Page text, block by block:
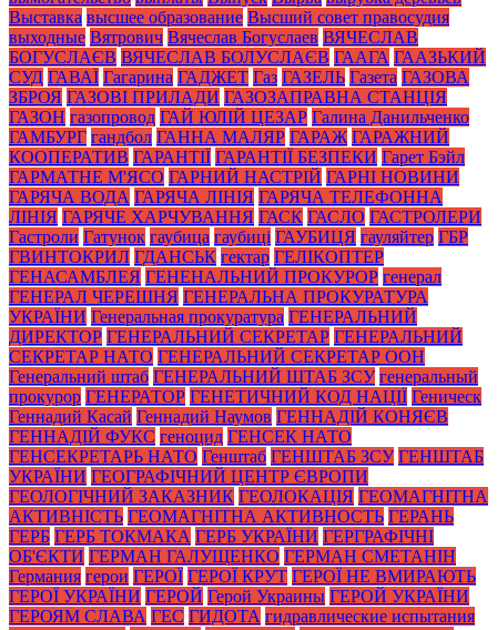
Выставка высшее образование Высший совет правосудия
выходные Вятрович Вячеслав Богуслаев ВЯЧЕСЛАВ
БОГУСЛАЄВ ВЯЧЕСЛАВ БОЛУСЛАЄВ ГААГА ГААЗЬКИЙ
СУД ГАВАЇ Гагарина ГАДЖЕТ Газ ГАЗЕЛЬ Газета ГАЗОВА
ЗБРОЯ ГАЗОВІ ПРИЛАДИ ГАЗОЗАПРАВНА СТАНЦІЯ
ГАЗОН газопровод ГАЙ ЮЛІЙ ЦЕЗАР Галина Данильченко
ГАМБУРГ гандбол ГАННА МАЛЯР ГАРАЖ ГАРАЖНИЙ
КООПЕРАТИВ ГАРАНТІЇ ГАРАНТІЇ БЕЗПЕКИ Гарет Бэйл
ГАРМАТНЕ М'ЯСО ГАРНИЙ НАСТРІЙ ГАРНІ НОВИНИ
ГАРЯЧА ВОДА ГАРЯЧА ЛІНІЯ ГАРЯЧА ТЕЛЕФОННА
ЛІНІЯ ГАРЯЧЕ ХАРЧУВАННЯ ГАСК ГАСЛО ГАСТРОЛЕРИ
Гастроли Гатунок гаубица гаубиці ГАУБИЦЯ гауляйтер ГБР
ГВИНТОКРИЛ ГДАНСЬК гектар ГЕЛІКОПТЕР
ГЕНАСАМБЛЕЯ ГЕНЕНАЛЬНИЙ ПРОКУРОР генерал
ГЕНЕРАЛ ЧЕРЕШНЯ ГЕНЕРАЛЬНА ПРОКУРАТУРА
УКРАЇНИ Генеральная прокуратура ГЕНЕРАЛЬНИЙ
ДИРЕКТОР ГЕНЕРАЛЬНИЙ СЕКРЕТАР ГЕНЕРАЛЬНИЙ
СЕКРЕТАР НАТО ГЕНЕРАЛЬНИЙ СЕКРЕТАР ООН
Генеральний штаб ГЕНЕРАЛЬНИЙ ШТАБ ЗСУ генеральный
прокурор ГЕНЕРАТОР ГЕНЕТИЧНИЙ КОД НАЦІЇ Геническ
Геннадий Касай Геннадий Наумов ГЕННАДІЙ КОНЯЄВ
ГЕННАДІЙ ФУКС геноцид ГЕНСЕК НАТО
ГЕНСЕКРЕТАРЬ НАТО Генштаб ГЕНШТАБ ЗСУ ГЕНШТАБ
УКРАЇНИ ГЕОГРАФІЧНИЙ ЦЕНТР ЄВРОПИ
ГЕОЛОГІЧНИЙ ЗАКАЗНИК ГЕОЛОКАЦІЯ ГЕОМАГНІТНА
АКТИВНІСТЬ ГЕОМАГНІТНА АКТИВНОСТЬ ГЕРАНЬ
ГЕРБ ГЕРБ ТОКМАКА ГЕРБ УКРАЇНИ ГЕРГРАФІЧНІ
ОБ'ЄКТИ ГЕРМАН ГАЛУЩЕНКО ГЕРМАН СМЕТАНІН
Германия герои ГЕРОЇ ГЕРОЇ КРУТ ГЕРОЇ НЕ ВМИРАЮТЬ
ГЕРОЇ УКРАЇНИ ГЕРОЙ Герой Украины ГЕРОЙ УКРАЇНИ
ГЕРОЯМ СЛАВА ГЕС ГИДОТА гидравлические испытания